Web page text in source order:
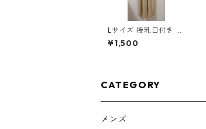
Lサイズ 授乳口付き サ
イドボタンデザイン ワ
ンピース マタニティ
¥1,500
CATEGORY
メンズ